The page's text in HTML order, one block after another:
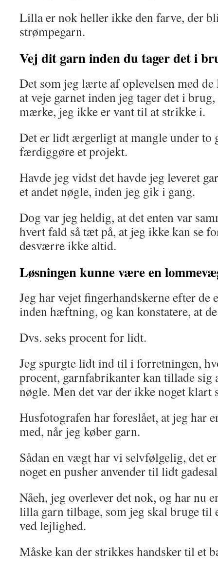
Lilla er nok heller ikke den farve, der
strømpegarn.
Vej dit garn inden du tager det i
Det som jeg lærte af oplevelsen med
at veje garnet inden jeg tager det i
mærke, jeg ikke er vant til at strikke i.
Det er lidt ærgerligt at mangle under to
færdiggøre et projekt.
Havde jeg vidst det havde jeg leveret
et andet nøgle, inden jeg gik i gang.
Dog var jeg heldig, at det enten var
hvert fald så tæt på, at jeg ikke kan se
desværre ikke altid.
Løsningen kunne være en
Jeg har vejet fingerhandskerne efter
inden hæftning, og kan konstatere, at
Dvs. seks procent for lidt.
Jeg spurgte lidt ind til i forretningen,
procent, garnfabrikanter kan tillade sig
nøgle. Men det var der ikke noget klart
Husfotografen har foreslået, at jeg har
med, når jeg køber garn.
Sådan en vægt har vi selvfølgelig, det
noget en pusher anvender til lidt
Nåeh, jeg overlever det nok, og har nu
lilla garn tilbage, som jeg skal bruge til
ved lejlighed.
Måske kan der strikkes handsker til et